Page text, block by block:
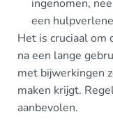
ingenomen,
een
Het is cruciaal om
na een lange
met bijwerkingen
maken krijgt.
aanbevolen.